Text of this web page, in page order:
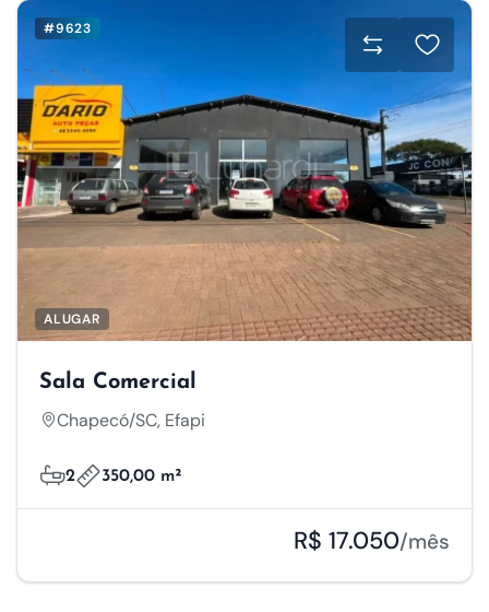
#9623
ALUGAR
Sala Comercial
Chapecó/SC, Efapi
2 350,00 m²
R$ 17.050/mês